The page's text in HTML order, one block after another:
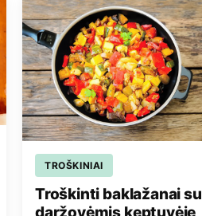
TROŠKINIAI
Troškinti baklažanai su
daržovėmis keptuvėje